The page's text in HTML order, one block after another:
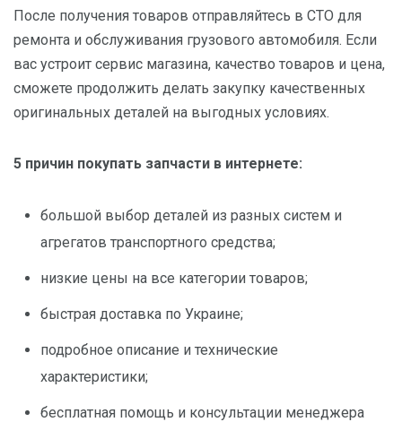
После получения товаров отправляйтесь в СТО для
ремонта и обслуживания грузового автомобиля. Если
вас устроит сервис магазина, качество товаров и цена,
сможете продолжить делать закупку качественных
оригинальных деталей на выгодных условиях.
5 причин покупать запчасти в интернете:
большой выбор деталей из разных систем и
агрегатов транспортного средства;
низкие цены на все категории товаров;
быстрая доставка по Украине;
подробное описание и технические
характеристики;
бесплатная помощь и консультации менеджера